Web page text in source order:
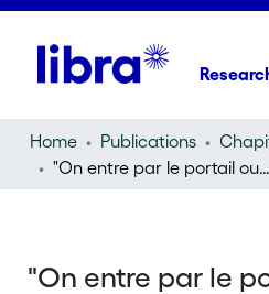
Home Publications
"On entre par le portail ouest". Soif de connaissances et exigences utilitaires dans les guides de voyage au XIXe siècle.
"On entre par le